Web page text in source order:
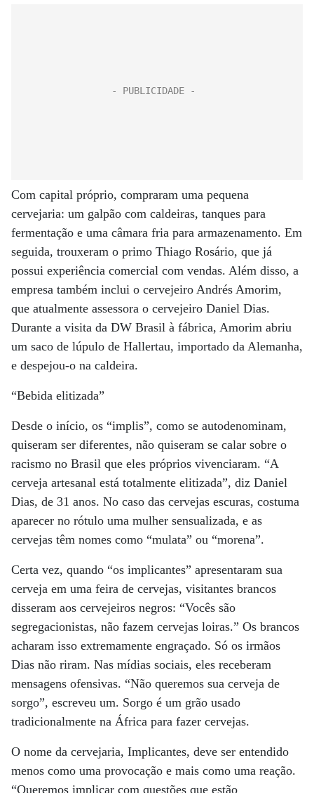
Com capital próprio, compraram uma pequena
cervejaria: um galpão com caldeiras, tanques para
fermentação e uma câmara fria para armazenamento. Em
seguida, trouxeram o primo Thiago Rosário, que já
possui experiência comercial com vendas. Além disso, a
empresa também inclui o cervejeiro Andrés Amorim,
que atualmente assessora o cervejeiro Daniel Dias.
Durante a visita da DW Brasil à fábrica, Amorim abriu
um saco de lúpulo de Hallertau, importado da Alemanha,
e despejou-o na caldeira.
“Bebida elitizada”
Desde o início, os “implis”, como se autodenominam,
quiseram ser diferentes, não quiseram se calar sobre o
racismo no Brasil que eles próprios vivenciaram. “A
cerveja artesanal está totalmente elitizada”, diz Daniel
Dias, de 31 anos. No caso das cervejas escuras, costuma
aparecer no rótulo uma mulher sensualizada, e as
cervejas têm nomes como “mulata” ou “morena”.
Certa vez, quando “os implicantes” apresentaram sua
cerveja em uma feira de cervejas, visitantes brancos
disseram aos cervejeiros negros: “Vocês são
segregacionistas, não fazem cervejas loiras.” Os brancos
acharam isso extremamente engraçado. Só os irmãos
Dias não riram. Nas mídias sociais, eles receberam
mensagens ofensivas. “Não queremos sua cerveja de
sorgo”, escreveu um. Sorgo é um grão usado
tradicionalmente na África para fazer cervejas.
O nome da cervejaria, Implicantes, deve ser entendido
menos como uma provocação e mais como uma reação.
“Queremos implicar com questões que estão